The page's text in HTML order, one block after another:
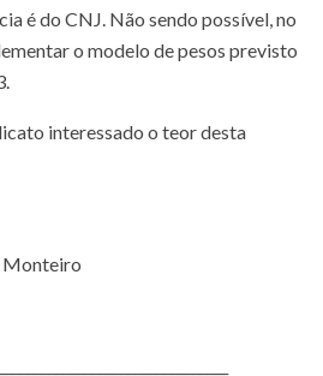
é do CNJ. Não sendo possível, no
o modelo de pesos previsto
interessado o teor desta
Monteiro